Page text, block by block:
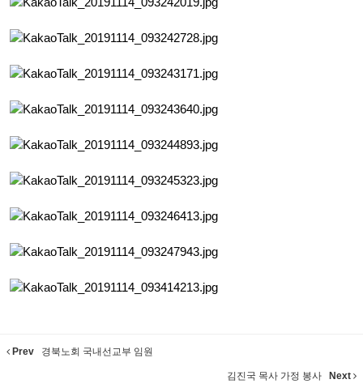
Prev 경북노회 국내선교부 임원
김진국 목사 가정 봉사 Next